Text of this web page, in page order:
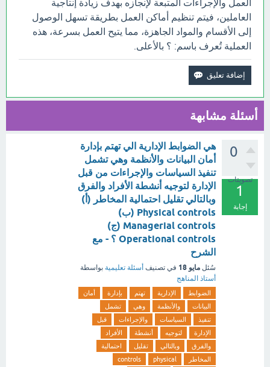
العمل والإجراءات المتبعة لإنجازه بهدف زيادة إنتاجية
العاملين، فيتم تنظيم أماكن العمل بطريقة تسهل الوصول
إلى الأقسام والمواد الجاهزة، مما يتيح العمل بسرعة، هذه
العملية تُعرف باسم: ؟ بالأعلى.
أسئلة مشابهة
0
تصويتات
1
إجابة
هي الضوابط الإدارية الي تهتم بإدارة
أمان البيانات والأنظمة وهي تشمل
تنفيذ السياسات والإجراءات من قبل
الإدارة لتوجيه أنشطة الأفراد والفرق
وبالتالي تقليل احتمالية المخاطر (أ)
Physical controls (ب)
Managerial controls (ج)
Operational controls ؟ - مع
الشرح
سُئل مايو 18 في تصنيف أسئلة تعليمية بواسطة
أستاذ المناهج
الضوابط الإدارية تهتم بإدارة
أمان
البيانات
والأنظمة وهي
تشمل
تنفيذ
السياسات والإجراءات
قبل
الإدارة
لتوجيه أنشطة
الأفراد
والفرق
وبالتالي تقليل
احتمالية
المخاطر
physical
controls